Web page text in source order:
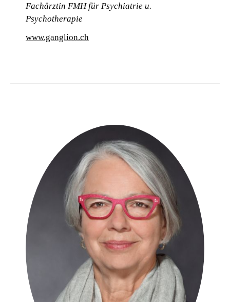
Fachärztin FMH für Psychiatrie u.
Psychotherapie
www.ganglion.ch